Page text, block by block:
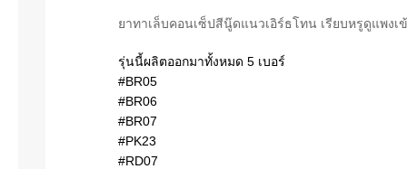
ยาทาเล็บคอนเซ็ปสีนู๊ดแนวเอิร์ธโทน เรียบหรูดูแพง
รุ่นนี้ผลิตออกมาทั้งหมด 5 เบอร์
#‎BR05
#BR06
#BR07
#PK23
#RD07